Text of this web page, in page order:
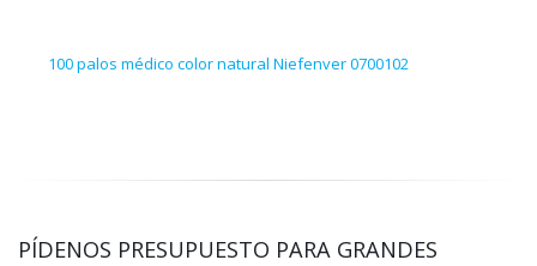
100 palos médico color natural Niefenver 0700102
PÍDENOS PRESUPUESTO PARA GRANDES